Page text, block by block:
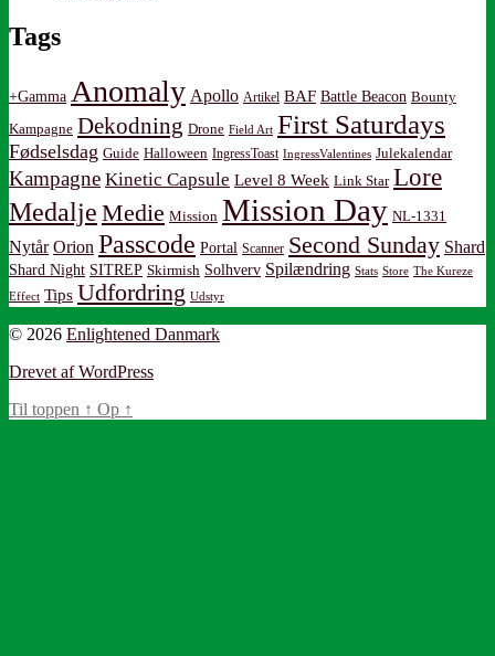
Tags
+Gamma Anomaly Apollo Artikel BAF Battle Beacon Bounty
Kampagne Dekodning Drone Field Art First Saturdays
Fødselsdag Guide Halloween IngressToast IngressValentines Julekalendar
Kampagne Kinetic Capsule Level 8 Week Link Star Lore
Medalje Medie Mission Mission Day NL-1331
Nytår Orion Passcode Portal Scanner Second Sunday Shard
Shard Night SITREP Skirmish Solhverv Spilændring Stats Store The Kureze
Effect Tips Udfordring Udstyr
© 2026 Enlightened Danmark
Drevet af WordPress
Til toppen ↑ Op ↑